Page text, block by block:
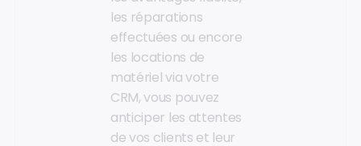
les réparations
effectuées ou encore
les locations de
matériel via votre
CRM, vous pouvez
anticiper les attentes
de vos clients et leur